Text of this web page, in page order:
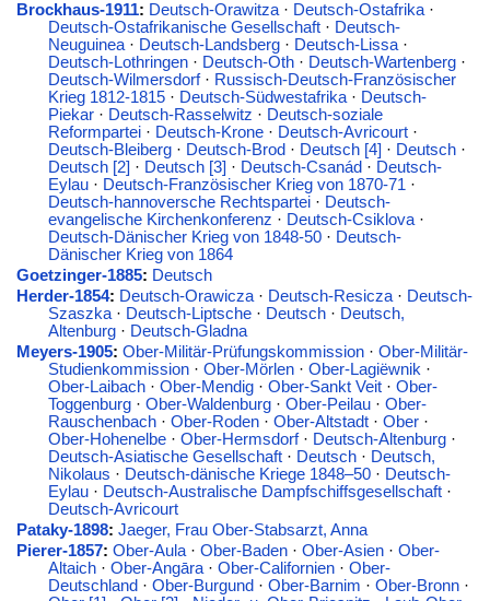
Brockhaus-1911: Deutsch-Orawitza· Deutsch-Ostafrika·
Deutsch-Ostafrikanische Gesellschaft· Deutsch-
Neuguinea· Deutsch-Landsberg· Deutsch-Lissa·
Deutsch-Lothringen· Deutsch-Oth· Deutsch-Wartenberg·
Deutsch-Wilmersdorf· Russisch-Deutsch-Französischer
Krieg 1812-1815· Deutsch-Südwestafrika· Deutsch-
Piekar· Deutsch-Rasselwitz · Deutsch-soziale
Reformpartei· Deutsch-Krone· Deutsch-Avricourt·
Deutsch-Bleiberg· Deutsch-Brod · Deutsch [4] · Deutsch·
Deutsch [2] · Deutsch [3] · Deutsch-Csanád · Deutsch-
Eylau· Deutsch-Französischer Krieg von 1870-71·
Deutsch-hannoversche Rechtspartei· Deutsch-
evangelische Kirchenkonferenz · Deutsch-Csiklova·
Deutsch-Dänischer Krieg von 1848-50· Deutsch-
Dänischer Krieg von 1864
Goetzinger-1885: Deutsch
Herder-1854: Deutsch-Orawicza· Deutsch-Resicza· Deutsch-
Szaszka· Deutsch-Liptsche· Deutsch· Deutsch,
Altenburg· Deutsch-Gladna
Meyers-1905: Ober-Militär-Prüfungskommission· Ober-Militär-
Studienkommission· Ober-Mörlen· Ober-Lagiëwnik·
Ober-Laibach· Ober-Mendig· Ober-Sankt Veit· Ober-
Toggenburg· Ober-Waldenburg· Ober-Peilau· Ober-
Rauschenbach· Ober-Roden· Ober-Altstadt· Ober·
Ober-Hohenelbe· Ober-Hermsdorf· Deutsch-Altenburg·
Deutsch-Asiatische Gesellschaft· Deutsch· Deutsch,
Nikolaus · Deutsch-dänische Kriege 1848–50· Deutsch-
Eylau· Deutsch-Australische Dampfschiffsgesellschaft·
Deutsch-Avricourt
Pataky-1898: Jaeger, Frau Ober-Stabsarzt, Anna
Pierer-1857: Ober-Aula· Ober-Baden· Ober-Asien· Ober-
Altaich· Ober-Angāra· Ober-Californien· Ober-
Deutschland · Ober-Burgund · Ober-Barnim · Ober-Bronn·